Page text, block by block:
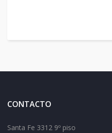
CONTACTO
Santa Fe 3312 9º piso